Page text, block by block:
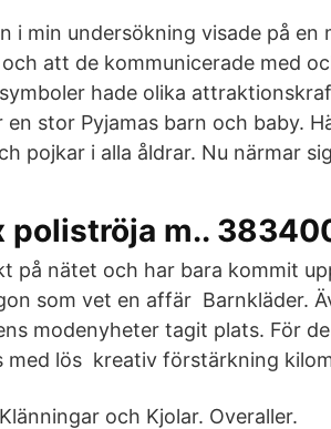
i min undersökning visade på
att de kommunicerade med
hade olika
en stor Pyjamas barn och baby.
pojkar i alla åldrar. Nu närmar
poliströja m..
på nätet och har bara kommit
som vet en affär Barnkläder.
modenyheter tagit plats. För
med lös kreativ förstärkning
och Kjolar. Overaller.